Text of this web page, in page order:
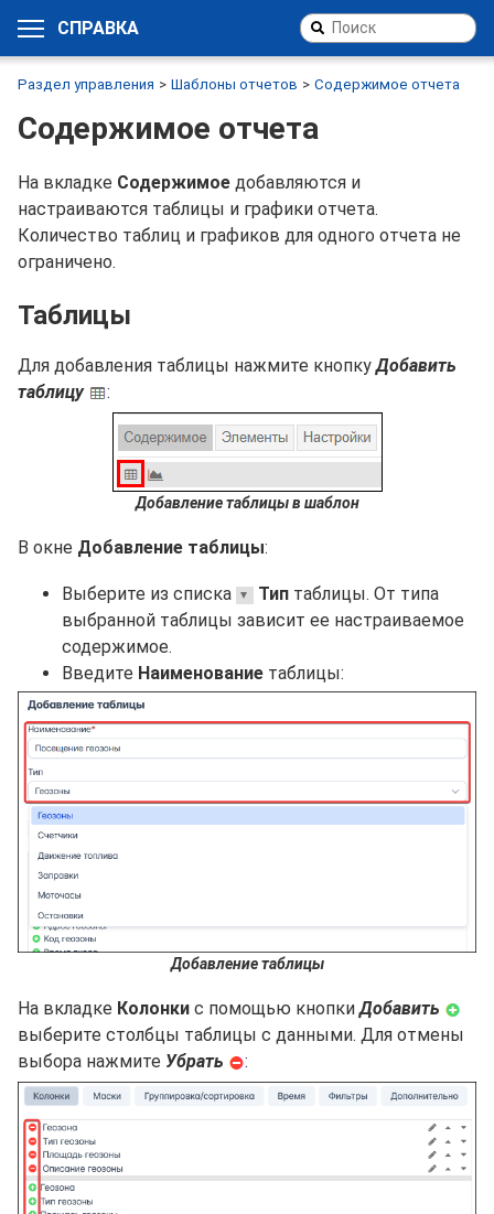
СПРАВКА
Раздел управления Шаблоны отчетов Содержимое отчета
Содержимое отчета
На вкладке Содержимое добавляются и
настраиваются таблицы и графики отчета.
Количество таблиц и графиков для одного отчета не
ограничено.
Таблицы
Для добавления таблицы нажмите кнопкуДобавить
таблицу
:
Добавление таблицы в шаблон
В окне Добавление таблицы:
Выберите из списка Тип таблицы. От типа
выбранной таблицы зависит ее настраиваемое
содержимое.
Введите Наименование таблицы:
Добавление таблицы
На вкладке Колонки с помощью кнопкиДобавить
выберите столбцы таблицы с данными. Для отмены
выбора нажмите Убрать :